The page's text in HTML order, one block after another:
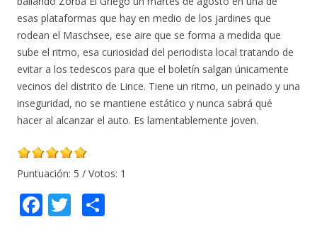
esas plataformas que hay en medio de los jardines que
rodean el Maschsee, ese aire que se forma a medida que
sube el ritmo, esa curiosidad del periodista local tratando de
evitar a los tedescos para que el boletín salgan únicamente
vecinos del distrito de Lince. Tiene un ritmo, un peinado y una
inseguridad, no se mantiene estático y nunca sabrá qué
hacer al alcanzar el auto. Es lamentablemente joven.
Puntuación: 5 / Votos: 1
F T